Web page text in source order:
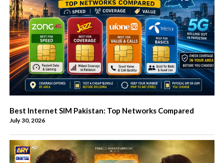
Best Internet SIM Pakistan: Top Networks Compared
July 30, 2026